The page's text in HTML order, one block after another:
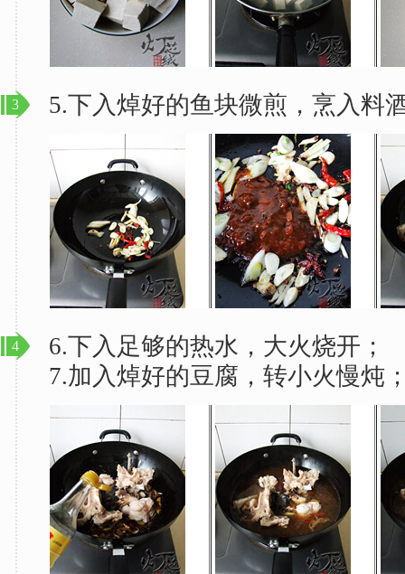
3 5.下入焯好的鱼块微煎，烹入料
4
6.下入足够的热水，大火烧开；
7.加入焯好的豆腐，转小火慢炖